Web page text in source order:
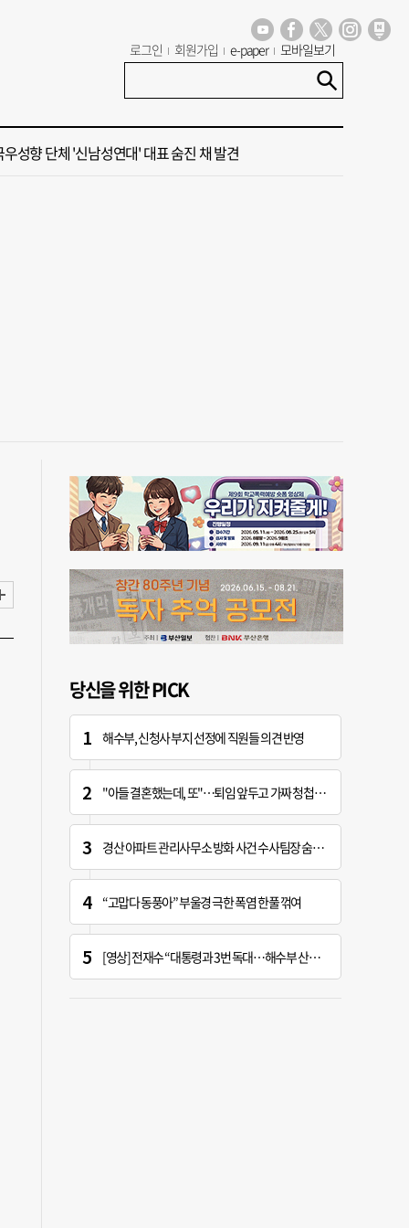
로그인 회원가입 e-paper 모바일보기
기 만에 노조 생긴 두 기업, 닮은 꼴 노사 갈등
성향 단체 '신남성연대' 대표 숨진 채 발견
당신을 위한 PICK
해수부, 신청사 부지 선정에 직원들 의견 반영
"아들 결혼했는데, 또"…퇴임 앞두고 가짜 청첩장 뿌린 초등 교장 송치
경산 아파트 관리사무소 방화 사건 수사팀장 숨진 채 발견
“고맙다 동풍아” 부울경 극한 폭염 한풀 꺾여
[영상] 전재수 “대통령과 3번 독대…해수부 산하기관 곧 ‘부산행’”